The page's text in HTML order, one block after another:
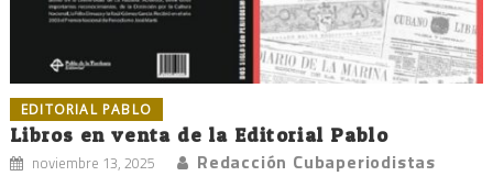
EDITORIAL PABLO
Libros en venta de la Editorial Pablo
noviembre 13, 2025 Redacción Cubaperiodistas